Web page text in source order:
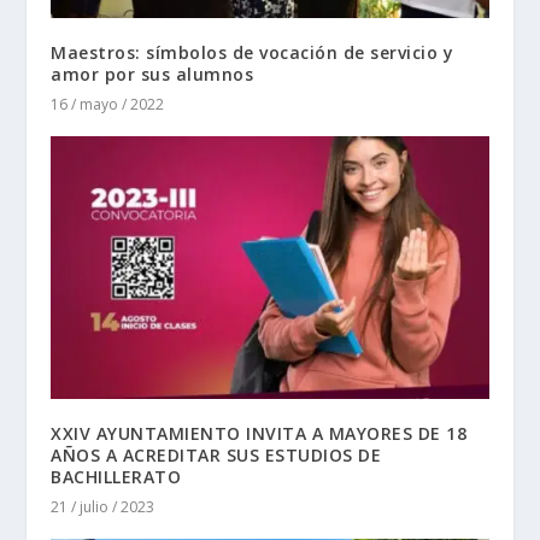
Maestros: símbolos de vocación de servicio y
amor por sus alumnos
16 / mayo / 2022
XXIV AYUNTAMIENTO INVITA A MAYORES DE 18
AÑOS A ACREDITAR SUS ESTUDIOS DE
BACHILLERATO
21 / julio / 2023